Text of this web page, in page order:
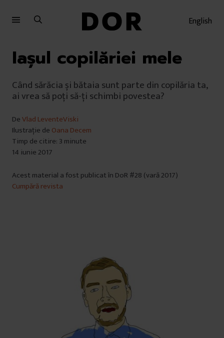
English
Iașul copilăriei mele
Când sărăcia și bătaia sunt parte din copilăria ta,
ai vrea să poți să-ți schimbi povestea?
DeVlad LeventeViski
Ilustrație de Oana Decem
Timp de citire: 3 minute
14 iunie 2017
Acest material a fost publicat în DoR #28 (vară 2017)
Cumpără revista